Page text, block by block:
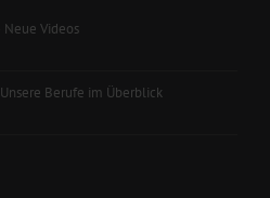
Videos
Berufe im Überblick